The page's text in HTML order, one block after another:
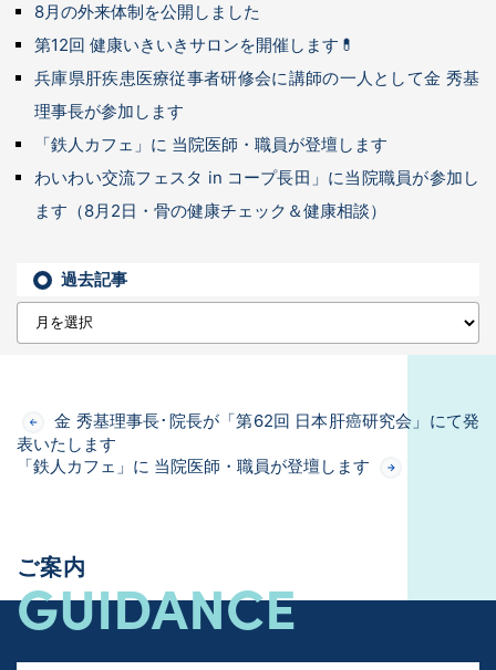
8月の外来体制を公開しました
第12回 健康いきいきサロンを開催します💊
兵庫県肝疾患医療従事者研修会に講師の一人として金 秀基
理事長が参加します
「鉄人カフェ」に 当院医師・職員が登壇します
わいわい交流フェスタ in コープ長田」に当院職員が参加し
ます（8月2日・骨の健康チェック＆健康相談）
過去記事
金 秀基理事長･院長が「第62回 日本肝癌研究会」にて発
表いたします
「鉄人カフェ」に 当院医師・職員が登壇します
ご案内
GUIDANCE